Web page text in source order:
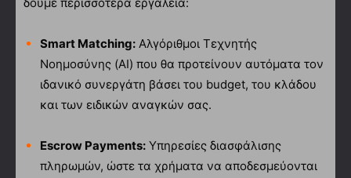
Smart Matching: Αλγόριθμοι Τεχνητής
Νοημοσύνης (AI) που θα προτείνουν αυτόματα τον
ιδανικό συνεργάτη βάσει του budget, του κλάδου
και των ειδικών αναγκών σας.
Escrow Payments: Υπηρεσίες διασφάλισης
πληρωμών, ώστε τα χρήματα να αποδεσμεύονται